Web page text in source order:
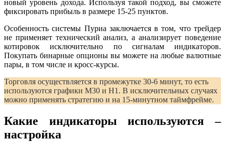
новый уровень дохода. Используя такой подход, вы сможете
фиксировать прибыль в размере 15-25 пунктов.
Особенность системы Пуриа заключается в том, что трейдер
не применяет технический анализ, а анализирует поведение
котировок исключительно по сигналам индикаторов.
Покупать бинарные опционы вы можете на любые валютные
пары, в том числе и кросс-курсы.
Торговля осуществляется в промежутке 30-6 минут, то есть
используются графики M30 и H1. В исключительных случаях
можно применять стратегию и на 15-минутном таймфрейме.
Какие индикаторы используются –
настройка